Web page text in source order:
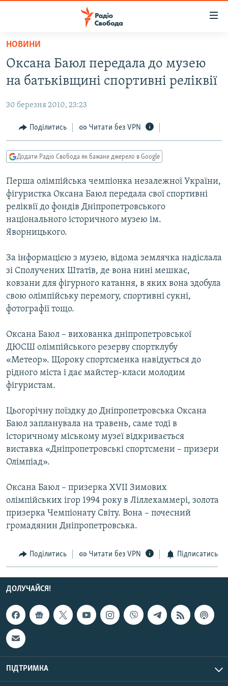
Перейти
основного
матеріалу
до
навігації
Перейти
до
ВСЕ ЗА ДОБУ
ПОЛІТИКА
ЕКОНОМІКА
КУЛЬТУРА
СПОРТ
УКРАЇНА
СВІТ
ВІЙНА
РОСІЙСЬКА «ФІЛЬТРАЦІЯ»
КРИМ.РЕАЛІЇ
ТИ ЯК?
СХЕМИ
КИТАЙ.ВИКЛИКИ
МУЛЬТИМЕДІА
ФОТО
СПЕЦПРОЄКТИ
ПОДКАСТИ
РУС
УКР
КТАТ
Усі сайти RFE/RL
НОВИНИ
Оксана Баюл передала до музею
на батьківщині спортивні реліквії
30 березня 2010, 23:23
Поділитись Читати без VPN
Додати Радіо Свобода як бажане джерело в Google
Перша олімпійська чемпіонка незалежної України,
фігуристка Оксана Баюл передала свої спортивні
реліквії до фондів Дніпропетровського
національного історичного музею ім.
Яворницького.
За інформацією з музею, відома землячка надіслала
зі Сполучених Штатів, де вона нині мешкає,
ковзани для фігурного катання, в яких вона здобула
свою олімпійську перемогу, спортивні сукні,
фотографії тощо.
Оксана Баюл – вихованка дніпропетровської
ДЮСШ олімпійського резерву спортклубу
«Метеор». Щороку спортсменка навідується до
рідного міста і дає майстер-класи молодим
фігуристам.
Цьогорічну поїздку до Дніпропетровська Оксана
Баюл запланувала на травень, саме тоді в
історичному міському музеї відкривається
виставка «Дніпропетровські спортсмени – призери
Олімпіад».
Оксана Баюл – призерка XVII Зимових
олімпійських ігор 1994 року в Ліллехаммері, золота
призерка Чемпіонату Світу. Вона – почесний
громадянин Дніпропетровська.
Поділитись Читати без VPN Підписатись
ДОЛУЧАЙСЯ!
ПІДТРИМКА